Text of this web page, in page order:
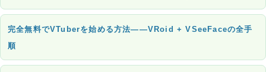
完全無料でVTuberを始める方法——VRoid + VSeeFaceの全手
順